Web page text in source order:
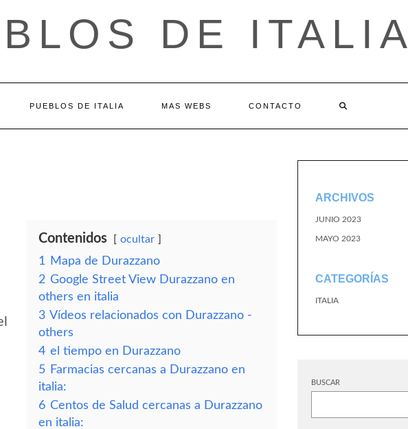
DE ITALIA
PUEBLOS DE ITALIA MAS WEBS CONTACTO
Contenidos ocultar
1
Mapa de Durazzano
2 Google Street View Durazzano en
others en italia
3 Vídeos relacionados con Durazzano -
others
4 el tiempo en Durazzano
5 Farmacias cercanas a Durazzano en
italia:
6 Centos de Salud cercanas a Durazzano
en italia:
ARCHIVOS
JUNIO 2023
MAYO 2023
CATEGORÍAS
ITALIA
BUSCAR